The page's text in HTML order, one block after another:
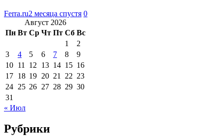
Ferra.ru2 месяца спустя 0
Август 2026
Пн Вт Ср Чт Пт Сб Вс
1
2
3
4 5 6 7 8
9
10 11 12 13 14 15 16
17 18 19 20 21 22 23
24 25 26 27 28 29 30
31
« Июл
Рубрики